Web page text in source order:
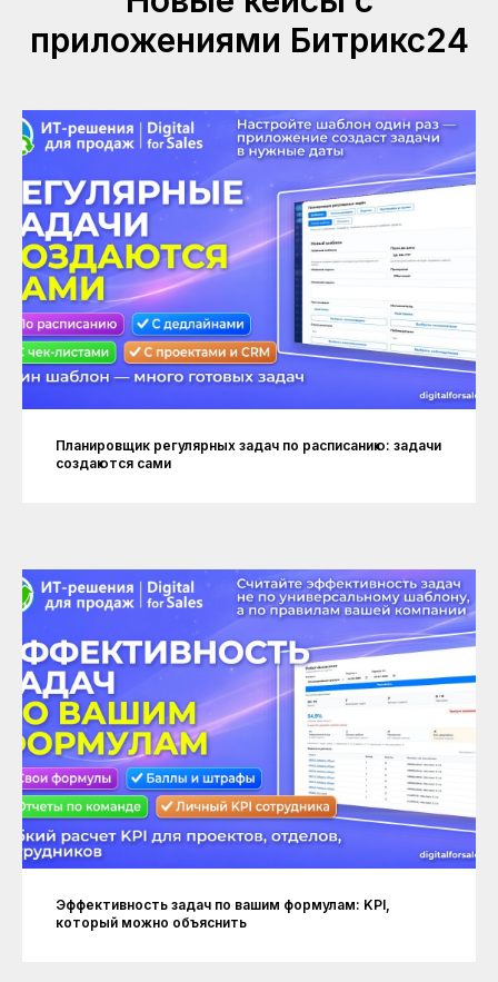
приложениями Битрикс24
Планировщик регулярных задач по расписанию: задачи
создаются сами
Эффективность задач по вашим формулам: KPI,
который можно объяснить